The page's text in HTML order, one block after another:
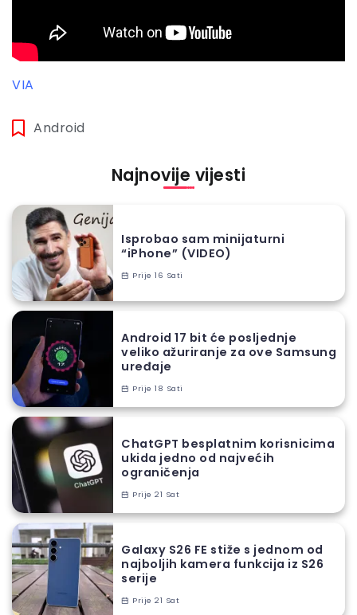
VIA
Android
Najnovije vijesti
Isprobao sam minijaturni
“iPhone” (VIDEO)
Prije 16 Sati
Android 17 bit će posljednje
veliko ažuriranje za ove Samsung
uređaje
Prije 18 Sati
ChatGPT besplatnim korisnicima
ukida jedno od najvećih
ograničenja
Prije 21 Sat
Galaxy S26 FE stiže s jednom od
najboljih kamera funkcija iz S26
serije
Prije 21 Sat